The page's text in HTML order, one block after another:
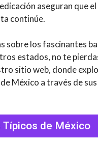
aseguran que
continúe.
sobre los fascinantes
estados, no te
sitio web, donde
México a través de
Típicos de México